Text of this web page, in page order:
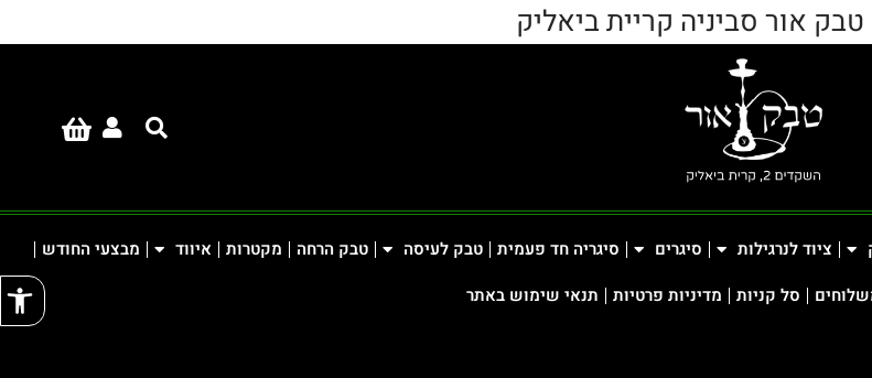
טבק אור סביניה קריית ביאליק
ציוד לנרגילות סיגרים סיגריה חד פעמית טבק לעיסה טבק הרחה מקטרות איווד
מבצעי החודש
סל קניות מדיניות פרטיות תנאי שימוש באתר